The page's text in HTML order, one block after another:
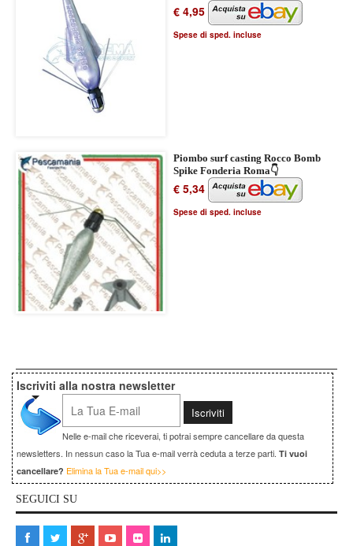
€ 4,95
Spese di sped. incluse
Piombo surf casting Rocco Bomb
Spike Fonderia Roma👇
€ 5,34
Spese di sped. incluse
Iscriviti alla nostra newsletter
Nelle e-mail che riceverai, ti potrai sempre cancellare da questa
newsletters. In nessun caso la Tua e-mail verrà ceduta a terze parti. Ti vuoi
cancellare? Elimina la Tua e-mail qui>>
SEGUICI SU